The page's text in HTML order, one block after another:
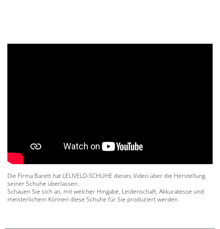
Die Firma Barett hat LELIVELD-SCHUHE dieses Video über die Herstellung
seiner Schuhe überlassen.
Schauen Sie sich an, mit welcher Hingabe, Leidenschaft, Akkuratesse und
meisterlichem Können diese Schuhe für Sie produziert werden.